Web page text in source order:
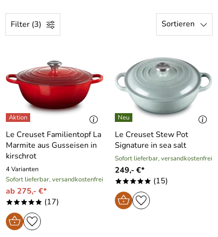
Filter (3) Sortieren
Le Creuset Familientopf La
Marmite aus Gusseisen in
kirschrot
4 Varianten
Sofort lieferbar, versandkostenfrei
ab 275,- €*
***** (17)
Le Creuset Stew Pot
Signature in sea salt
Sofort lieferbar, versandkostenfrei
249,- €*
***** (15)